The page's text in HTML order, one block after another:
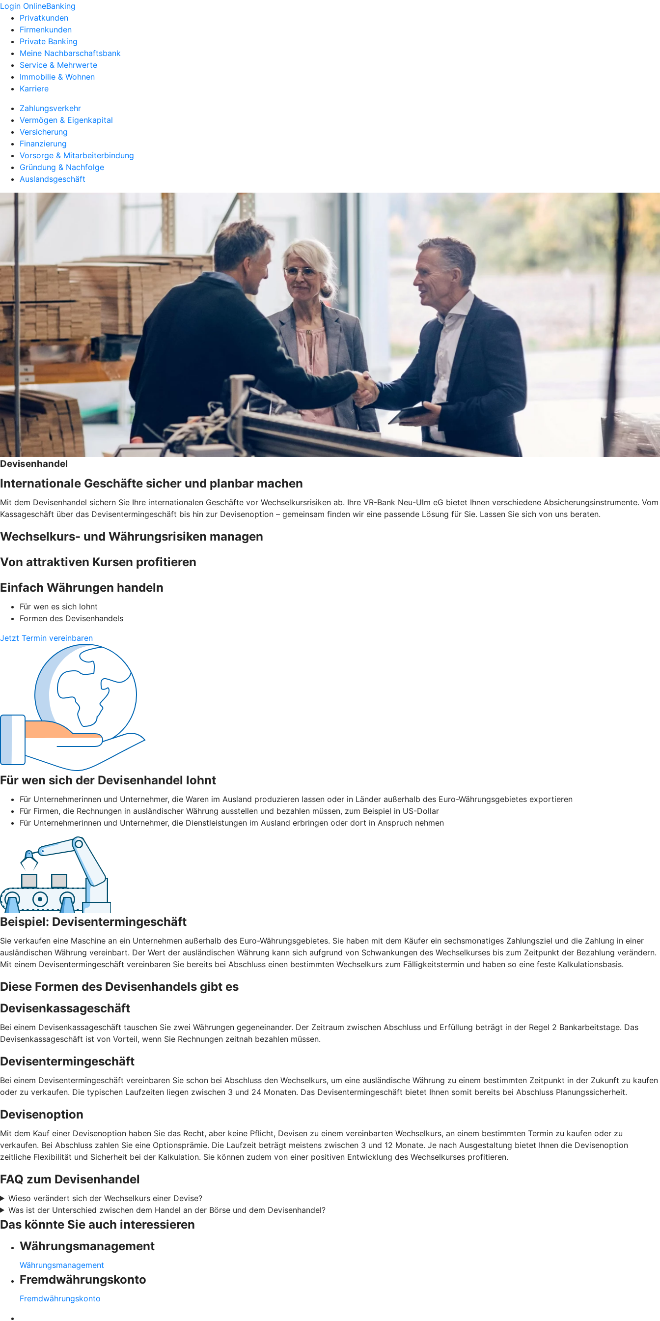
Login OnlineBanking
Privatkunden
Firmenkunden
Private Banking
Meine Nachbarschaftsbank
Service & Mehrwerte
Immobilie & Wohnen
Karriere
Zahlungsverkehr
Vermögen & Eigenkapital
Versicherung
Finanzierung
Vorsorge & Mitarbeiterbindung
Gründung & Nachfolge
Auslandsgeschäft
Devisenhandel
Internationale Geschäfte sicher und planbar machen
Mit dem Devisenhandel sichern Sie Ihre internationalen Geschäfte vor Wechselkursrisiken ab. Ihre VR-Bank Neu-Ulm eG bietet Ihnen verschiedene Absicherungsinstrumente. Vom
Kassageschäft über das Devisentermingeschäft bis hin zur Devisenoption – gemeinsam finden wir eine passende Lösung für Sie. Lassen Sie sich von uns beraten.
Wechselkurs- und Währungsrisiken managen
Von attraktiven Kursen profitieren
Einfach Währungen handeln
Für wen es sich lohnt
Formen des Devisenhandels
Jetzt Termin vereinbaren
Für wen sich der Devisenhandel lohnt
Für Unternehmerinnen und Unternehmer, die Waren im Ausland produzieren lassen oder in Länder außerhalb des Euro-Währungsgebietes exportieren
Für Firmen, die Rechnungen in ausländischer Währung ausstellen und bezahlen müssen, zum Beispiel in US-Dollar
Für Unternehmerinnen und Unternehmer, die Dienstleistungen im Ausland erbringen oder dort in Anspruch nehmen
Beispiel: Devisentermingeschäft
Sie verkaufen eine Maschine an ein Unternehmen außerhalb des Euro-Währungsgebietes. Sie haben mit dem Käufer ein sechsmonatiges Zahlungsziel und die Zahlung in einer
ausländischen Währung vereinbart. Der Wert der ausländischen Währung kann sich aufgrund von Schwankungen des Wechselkurses bis zum Zeitpunkt der Bezahlung verändern.
Mit einem Devisentermingeschäft vereinbaren Sie bereits bei Abschluss einen bestimmten Wechselkurs zum Fälligkeitstermin und haben so eine feste Kalkulationsbasis.
Diese Formen des Devisenhandels gibt es
Devisenkassageschäft
Bei einem Devisenkassageschäft tauschen Sie zwei Währungen gegeneinander. Der Zeitraum zwischen Abschluss und Erfüllung beträgt in der Regel 2 Bankarbeitstage. Das
Devisenkassageschäft ist von Vorteil, wenn Sie Rechnungen zeitnah bezahlen müssen.
Devisentermingeschäft
Bei einem Devisentermingeschäft vereinbaren Sie schon bei Abschluss den Wechselkurs, um eine ausländische Währung zu einem bestimmten Zeitpunkt in der Zukunft zu kaufen
oder zu verkaufen. Die typischen Laufzeiten liegen zwischen 3 und 24 Monaten. Das Devisentermingeschäft bietet Ihnen somit bereits bei Abschluss Planungssicherheit.
Devisenoption
Mit dem Kauf einer Devisenoption haben Sie das Recht, aber keine Pflicht, Devisen zu einem vereinbarten Wechselkurs, an einem bestimmten Termin zu kaufen oder zu
verkaufen. Bei Abschluss zahlen Sie eine Optionsprämie. Die Laufzeit beträgt meistens zwischen 3 und 12 Monate. Je nach Ausgestaltung bietet Ihnen die Devisenoption
zeitliche Flexibilität und Sicherheit bei der Kalkulation. Sie können zudem von einer positiven Entwicklung des Wechselkurses profitieren.
FAQ zum Devisenhandel
Wieso verändert sich der Wechselkurs einer Devise?
Was ist der Unterschied zwischen dem Handel an der Börse und dem Devisenhandel?
Das könnte Sie auch interessieren
Währungsmanagement
Währungsmanagement
Fremdwährungskonto
Fremdwährungskonto